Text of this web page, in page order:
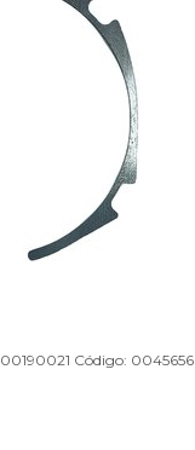
Código: 0045656